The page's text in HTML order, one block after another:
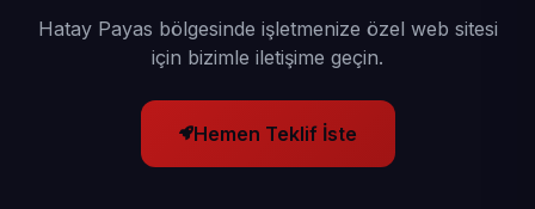
Hatay Payas bölgesinde işletmenize özel web sitesi
için bizimle iletişime geçin.
Hemen Teklif İste